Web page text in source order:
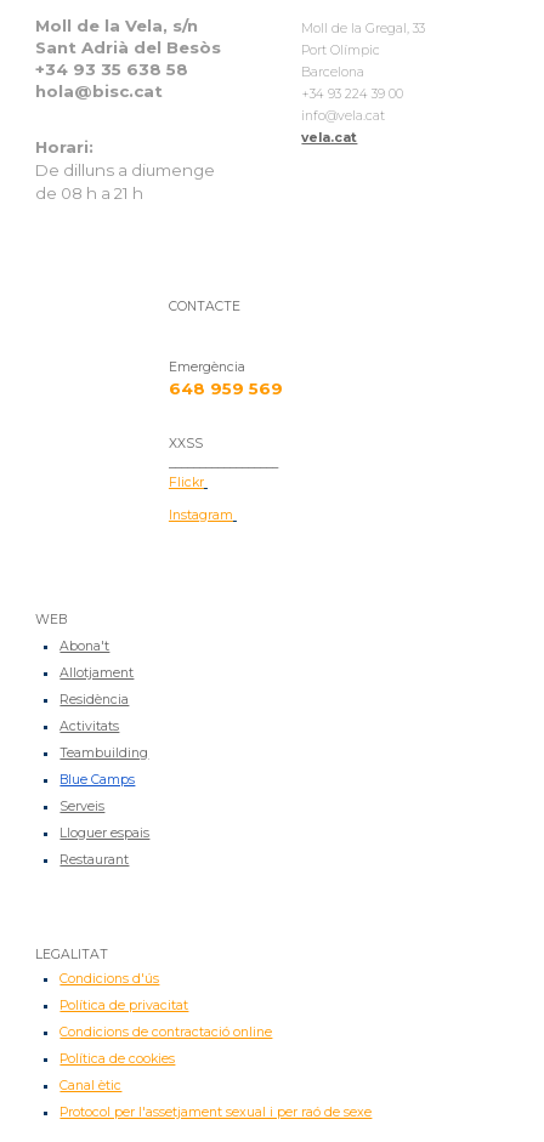
Moll de la Vela, s/n
Sant Adrià del Besòs
+34 93 35 638 58
hola@bisc.cat
Horari:
De dilluns a diumenge
de 08 h a 21 h
Moll de la Gregal, 33
Port Olímpic
Barcelona
+34 93 224 39 00
info@vela.cat
vela.cat
CONTACTE
Emergència
648 959 569
XXSS
Flickr
Instagram
WEB
Abona't
Allotjament
Residència
Activitats
Teambuilding
Blue Camps
Serveis
Lloguer espais
Restaurant
LEGALITAT
Condicions d'ús
Política de privacitat
Condicions de contractació online
Política de cookies
Canal ètic
Protocol per l'assetjament sexual i per raó de sexe